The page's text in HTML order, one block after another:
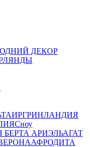
ДЕКОР
ГРИНЛАНДИЯ
Сноу
БЕРТА АРИЭЛЬАГАТ
АФРОДИТА